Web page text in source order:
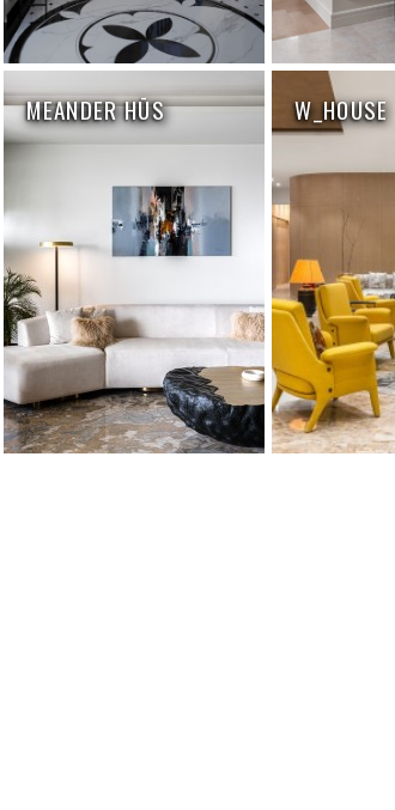
MEANDER HŪS W_HOUSE